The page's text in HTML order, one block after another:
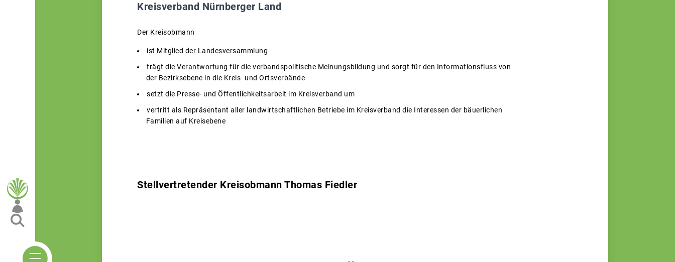
Kreisverband Nürnberger Land
Der Kreisobmann
ist Mitglied der Landesversammlung
trägt die Verantwortung für die verbandspolitische Meinungsbildung und sorgt für den Informationsfluss von
der Bezirksebene in die Kreis- und Ortsverbände
setzt die Presse- und Öffentlichkeitsarbeit im Kreisverband um
vertritt als Repräsentant aller landwirtschaftlichen Betriebe im Kreisverband die Interessen der bäuerlichen
Familien auf Kreisebene
Stellvertretender Kreisobmann Thomas Fiedler